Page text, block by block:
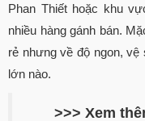
Phan Thiết hoặc khu
nhiều hàng gánh bán.
rẻ nhưng về độ ngon,
lớn nào.
>>> Xem